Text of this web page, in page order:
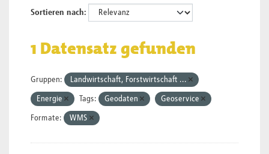
Sortieren nach
1 Datensatz gefunden
Gruppen: Landwirtschaft, Forstwirtschaft ...
Energie Tags: Geodaten Geoservice
Formate: WMS